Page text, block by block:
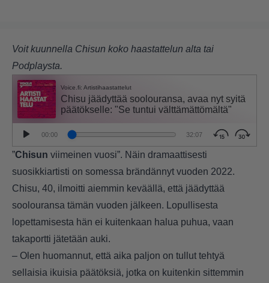
Voit kuunnella Chisun koko haastattelun alta tai
Podplaysta.
”Chisun viimeinen vuosi”. Näin dramaattisesti
suosikkiartisti on somessa brändännyt vuoden 2022.
Chisu, 40, ilmoitti aiemmin keväällä, että jäädyttää
soolouransa tämän vuoden jälkeen. Lopullisesta
lopettamisesta hän ei kuitenkaan halua puhua, vaan
takaportti jätetään auki.
– Olen huomannut, että aika paljon on tullut tehtyä
sellaisia ikuisia päätöksiä, jotka on kuitenkin sittemmin